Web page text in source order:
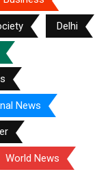
Delhi
News
World News